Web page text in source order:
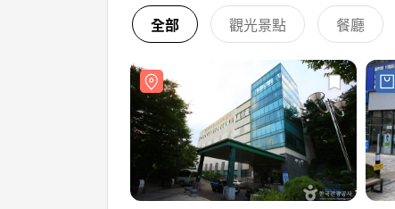
全部 觀光景點 餐廳